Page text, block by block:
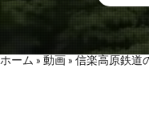
ホーム » 動画» 信楽高原鉄道